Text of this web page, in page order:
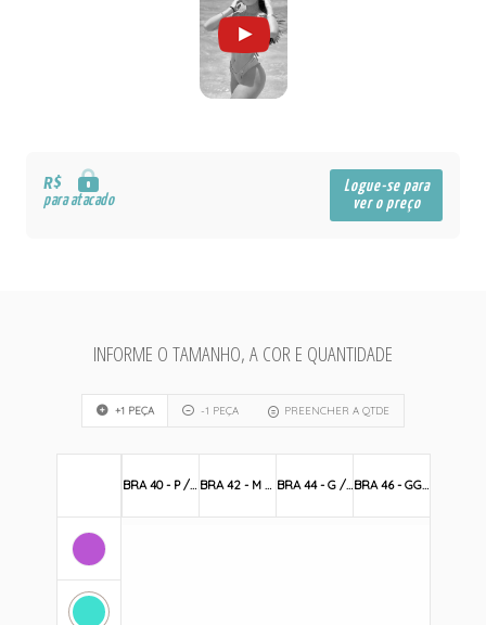
R$
para atacado
Logue-se para
ver o preço
INFORME O TAMANHO, A COR E QUANTIDADE
+1 PEÇA -1 PEÇA PREENCHER A QTDE
BRA 40 - P / S BRA 42 - M / M BRA 44 - G / L BRA 46 - GG / XL